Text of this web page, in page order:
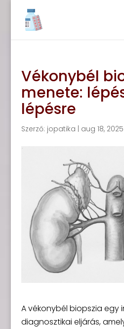
Vékonybél
menete:
lépésre
Szerző: jopatika aug 18, 2025
A vékonybél biopszia egy
diagnosztikai eljárás,